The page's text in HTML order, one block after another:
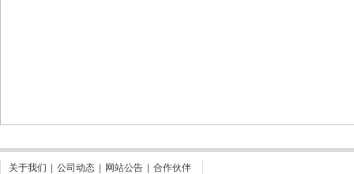
关于我们 公司动态 网站公告
合作伙伴